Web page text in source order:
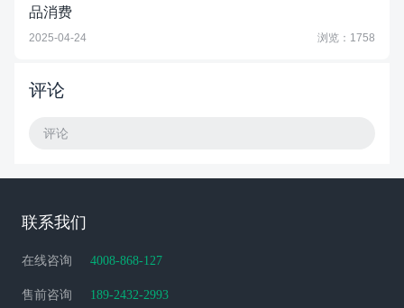
品消费
2025-04-24 浏览：1758
评论
评论
联系我们
在线咨询 4008-868-127
售前咨询 189-2432-2993